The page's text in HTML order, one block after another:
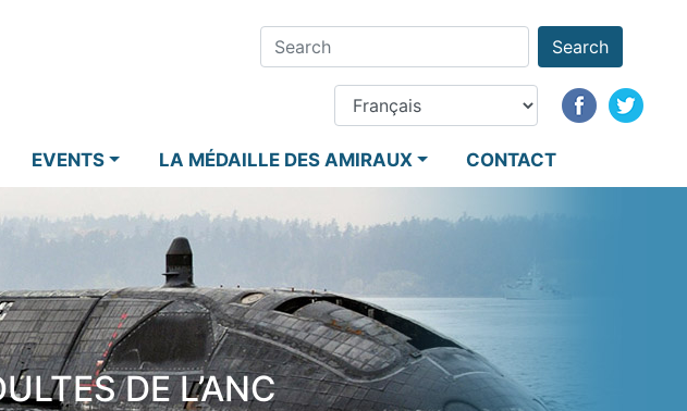
Search
EVENTS LA MÉDAILLE DES AMIRAUX CONTACT
DE L’ANC